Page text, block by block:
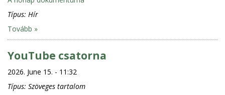
Típus: Hír
Tovább »
YouTube csatorna
2026. June 15. - 11:32
Típus: Szöveges tartalom